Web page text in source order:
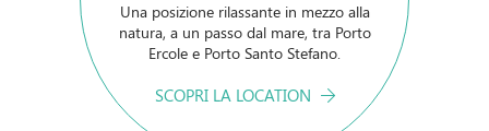
Una posizione rilassante in mezzo alla
natura, a un passo dal mare, tra Porto
Ercole e Porto Santo Stefano.
SCOPRI LA LOCATION